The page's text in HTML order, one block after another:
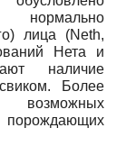
лица (Neth,
Нета и
наличие
Более